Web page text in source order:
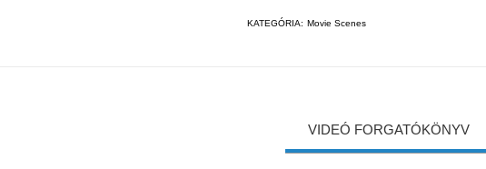
KATEGÓRIA: Movie Scenes
VIDEÓ FORGATÓKÖNYV